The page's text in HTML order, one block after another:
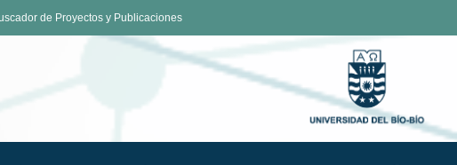
de Proyectos y Publicaciones